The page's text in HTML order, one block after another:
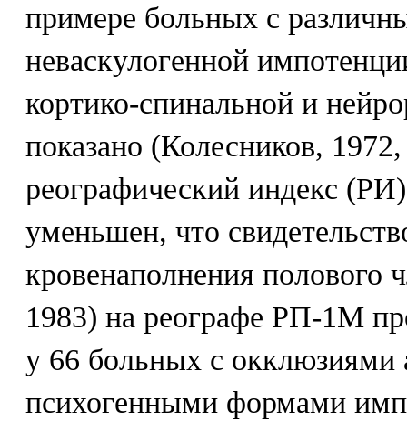
примере больных с
неваскулогенной
кортико-спинальной и
показано (Колесников,
реографический индекс
уменьшен, что
кровенаполнения полового
1983) на реографе РП-1М
у 66 больных с окклюзиями
психогенными формами